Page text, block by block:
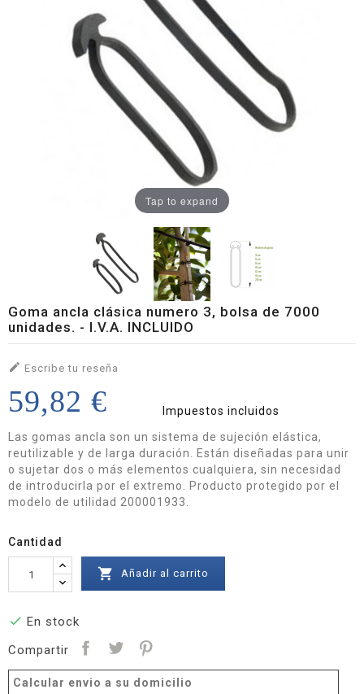
Tap to expand
Goma ancla clásica numero 3, bolsa de 7000
unidades. - I.V.A. INCLUIDO
 Escribe tu reseña
59,82 €
Impuestos incluidos
Las gomas ancla son un sistema de sujeción elástica,
reutilizable y de larga duración. Están diseñadas para unir
o sujetar dos o más elementos cualquiera, sin necesidad
de introducirla por el extremo. Producto protegido por el
modelo de utilidad 200001933.
Cantidad
 Añadir al carrito
 En stock
Compartir
Calcular envio a su domicilio